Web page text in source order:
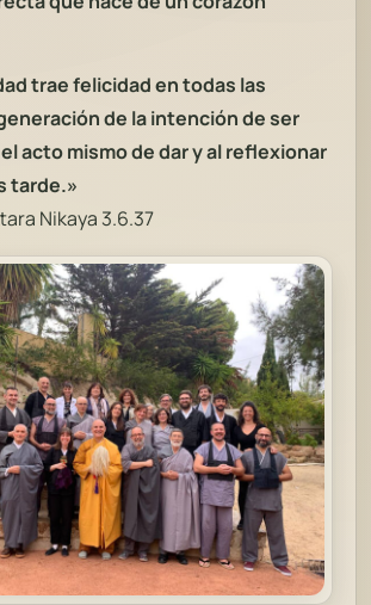
trae felicidad en todas las
de la intención de ser
acto mismo de dar y al reflexionar
tarde.»
Nikaya 3.6.37